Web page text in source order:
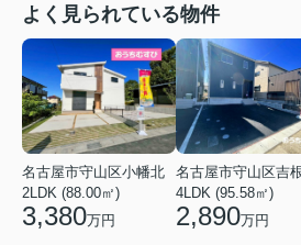
よく見られている物件
名古屋市守山区小幡北
2LDK (88.00㎡)
3,380万円
4LDK (95.58㎡)
2,890万円